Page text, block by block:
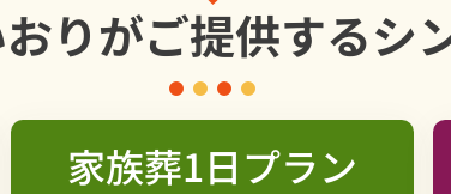
りがご提供するシ
家族葬1日プラン